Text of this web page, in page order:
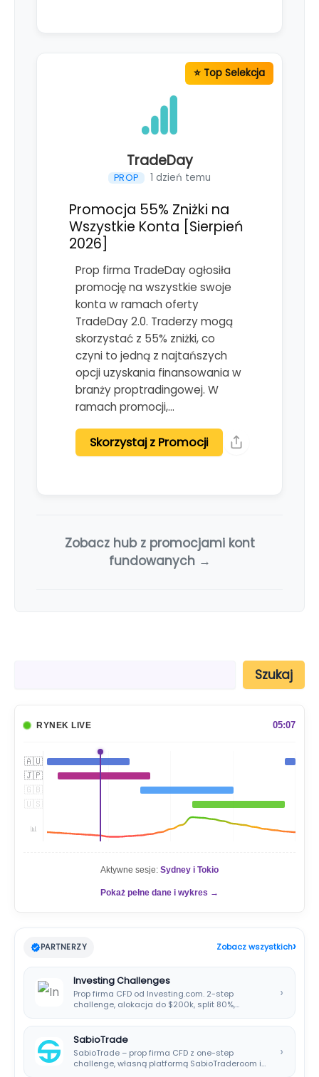
TradeDay
PROP 1 dzień temu
Promocja 55% Zniżki na
Wszystkie Konta [Sierpień
2026]
Prop firma TradeDay ogłosiła
promocję na wszystkie swoje
konta w ramach oferty
TradeDay 2.0. Traderzy mogą
skorzystać z 55% zniżki, co
czyni to jedną z najtańszych
opcji uzyskania finansowania w
branży proptradingowej. W
ramach promocji,…
Skorzystaj z Promocji
Zobacz hub z promocjami kont
fundowanych →
Szukaj
RYNEK LIVE 05:07
🇦🇺
🇯🇵
🇬🇧
🇺🇸
📊
Aktywne sesje: Sydney i Tokio
Pokaż pełne dane i wykres →
PARTNERZY Zobacz wszystkich›
Investing Challenges
Prop firma CFD od Investing.com. 2-step
challenge, alokacja do $200k, split 80%,
›
SabioTrade
SabioTrade – prop firma CFD z one-step
challenge, własną platformą SabioTraderoom i
›